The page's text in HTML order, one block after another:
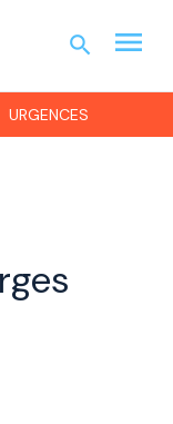
URGENCES
search menu